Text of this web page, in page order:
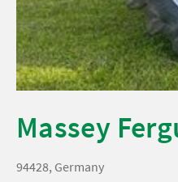
Massey
94428, Germany